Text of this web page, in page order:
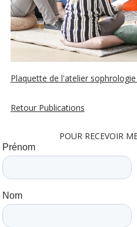
Plaquette de l'atelier
Retour Publications
POUR RECEVOIR